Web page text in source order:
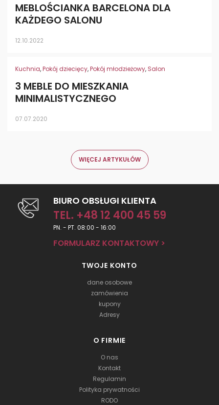
MEBLOŚCIANKA BARCELONA DLA
KAŻDEGO SALONU
12.10.2022
Kuchnia,Pokój dziecięcy,Pokój młodzieżowy, Salon
3 MEBLE DO MIESZKANIA
MINIMALISTYCZNEGO
07.07.2020
WIĘCEJ ARTYKUŁÓW
BIURO OBSŁUGI KLIENTA
TEL. +48 12 400 45 59
PN. - PT. 08:00 - 16:00
FORMULARZ KONTAKTOWY >
TWOJE KONTO
dane osobowe
zamówienia
kupony
Adresy
O FIRMIE
O nas
Kontakt
Regulamin
Polityka prywatności
RODO